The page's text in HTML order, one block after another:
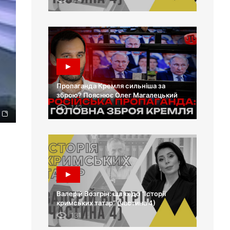
Пропаганда Кремля сильніша за
зброю? Пояснює Олег Магалецький
142
Валерій Возгрін: шлях до “Історії
кримських татар” (частина 4)
131